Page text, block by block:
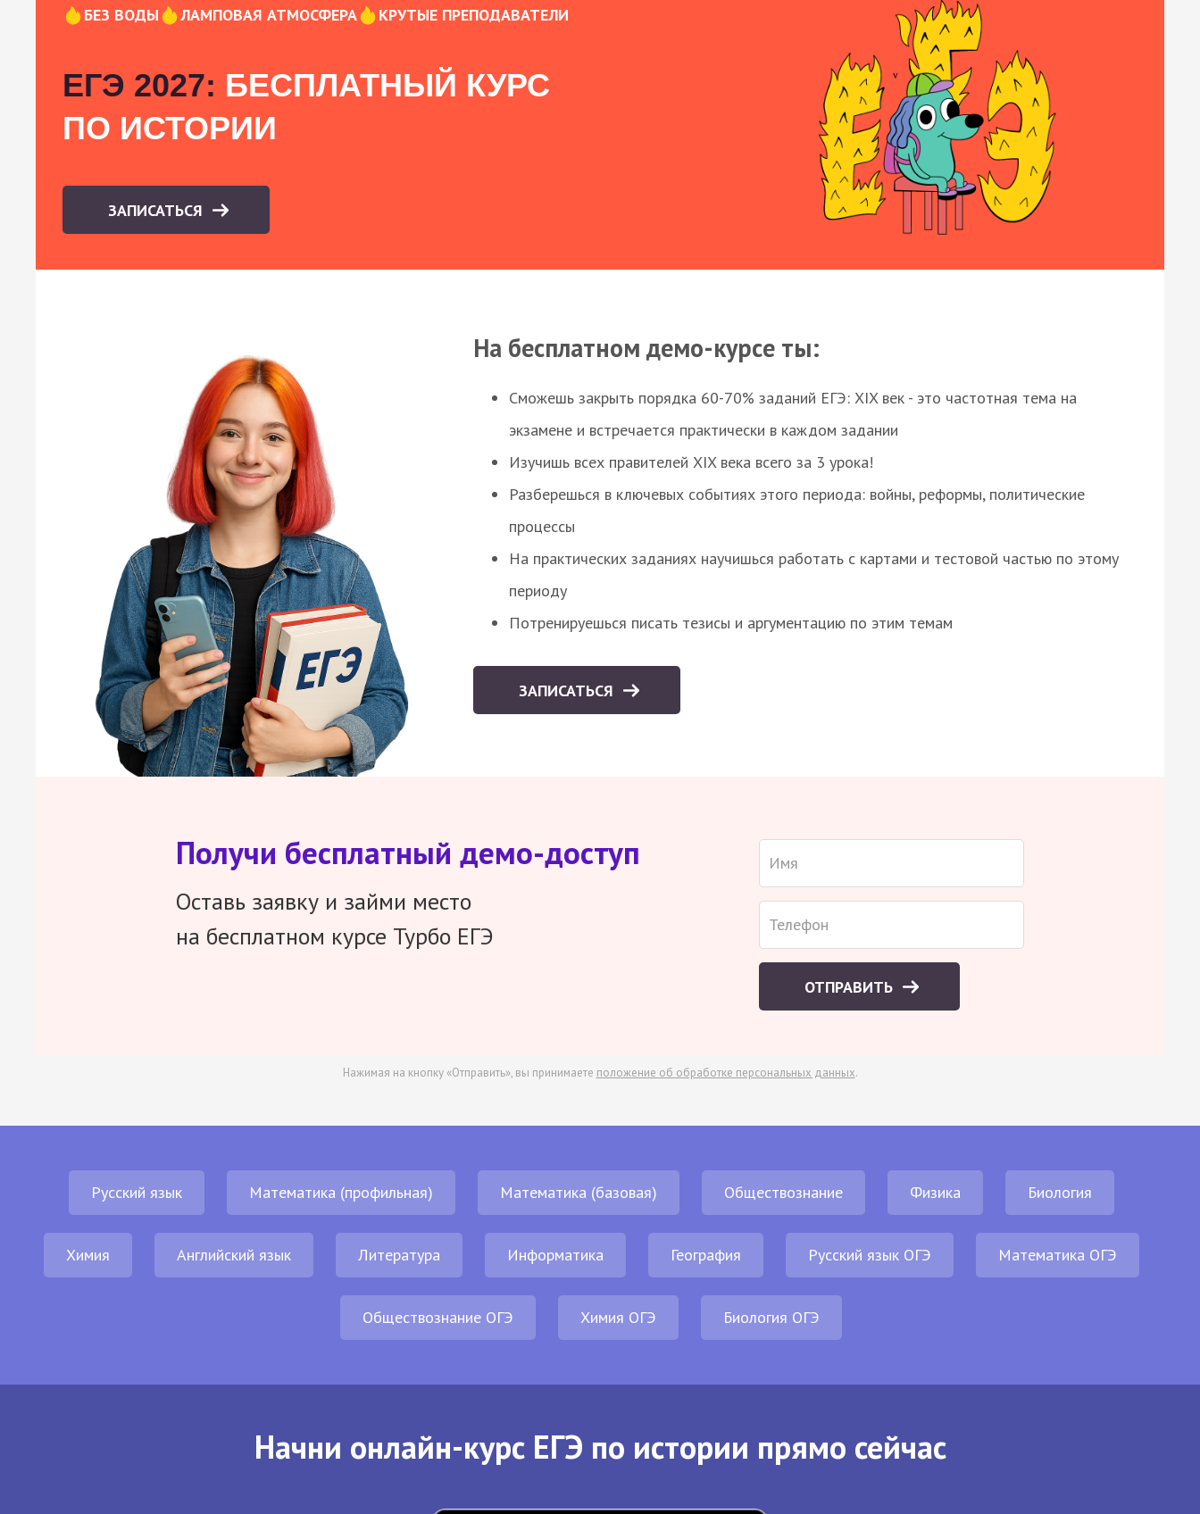
БЕЗ ВОДЫ ЛАМПОВАЯ АТМОСФЕРА КРУТЫЕ ПРЕПОДАВАТЕЛИ
ЕГЭ 2027: БЕСПЛАТНЫЙ КУРС
ПО ИСТОРИИ
ЗАПИСАТЬСЯ
На бесплатном демо-курсе ты:
Сможешь закрыть порядка 60-70% заданий ЕГЭ: XIX век - это частотная тема на
экзамене и встречается практически в каждом задании
Изучишь всех правителей XIX века всего за 3 урока!
Разберешься в ключевых событиях этого периода: войны, реформы, политические
процессы
На практических заданиях научишься работать с картами и тестовой частью по этому
периоду
Потренируешься писать тезисы и аргументацию по этим темам
ЗАПИСАТЬСЯ
Получи бесплатный демо-доступ
Оставь заявку и займи место
на бесплатном курсе Турбо ЕГЭ
ОТПРАВИТЬ
Нажимая на кнопку «Отправить», вы принимаете положение об обработке персональных данных.
Русский язык Математика (профильная) Математика (базовая) Обществознание Физика Биология
Химия Английский язык Литература Информатика География Русский язык ОГЭ Математика ОГЭ
Обществознание ОГЭ Химия ОГЭ Биология ОГЭ
Начни онлайн-курс ЕГЭ по истории прямо сейчас